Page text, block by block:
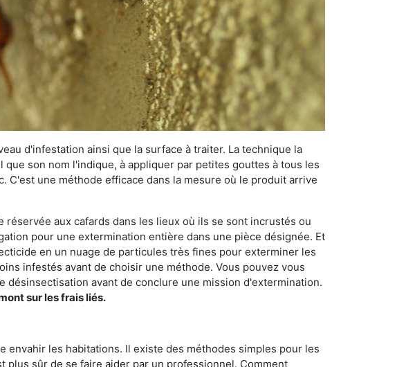
d'infestation ainsi que la surface à traiter. La technique la
son nom l'indique, à appliquer par petites gouttes à tous les
C'est une méthode efficace dans la mesure où le produit arrive
aux cafards dans les lieux où ils se sont incrustés ou
pour une extermination entière dans une pièce désignée. Et
en un nuage de particules très fines pour exterminer les
infestés avant de choisir une méthode. Vous pouvez vous
avant de conclure une mission d'extermination.
sur les frais liés.
les habitations. Il existe des méthodes simples pour les
plus sûr de se faire aider par un professionnel. Comment